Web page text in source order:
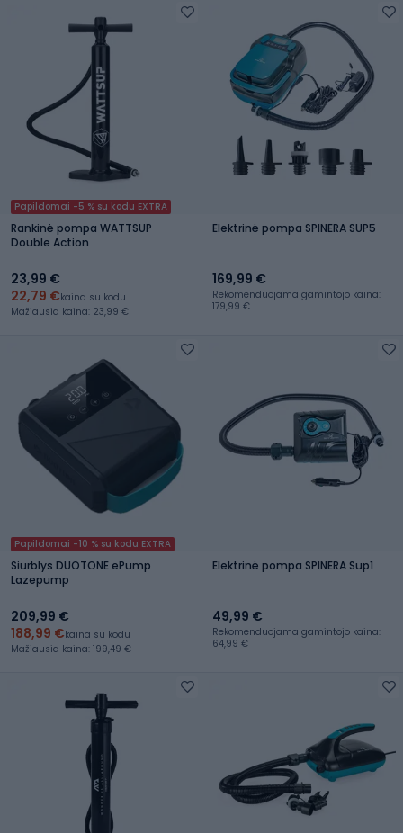
Papildomai -5 % su kodu EXTRA
Rankinė pompa WATTSUP
Double Action
23,99 €
22,79 €kaina su kodu
Mažiausia kaina: 23,99 €
Elektrinė pompa SPINERA SUP5
169,99 €
Rekomenduojama gamintojo kaina:
179,99 €
Papildomai -10 % su kodu EXTRA
Siurblys DUOTONE ePump
Lazepump
209,99 €
188,99 €kaina su kodu
Mažiausia kaina: 199,49 €
Elektrinė pompa SPINERA Sup1
49,99 €
Rekomenduojama gamintojo kaina:
64,99 €